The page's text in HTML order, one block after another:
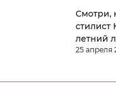
Смотри,
стилист
летний
25 апреля